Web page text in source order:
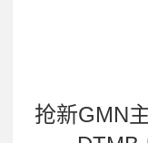
抢新GMN